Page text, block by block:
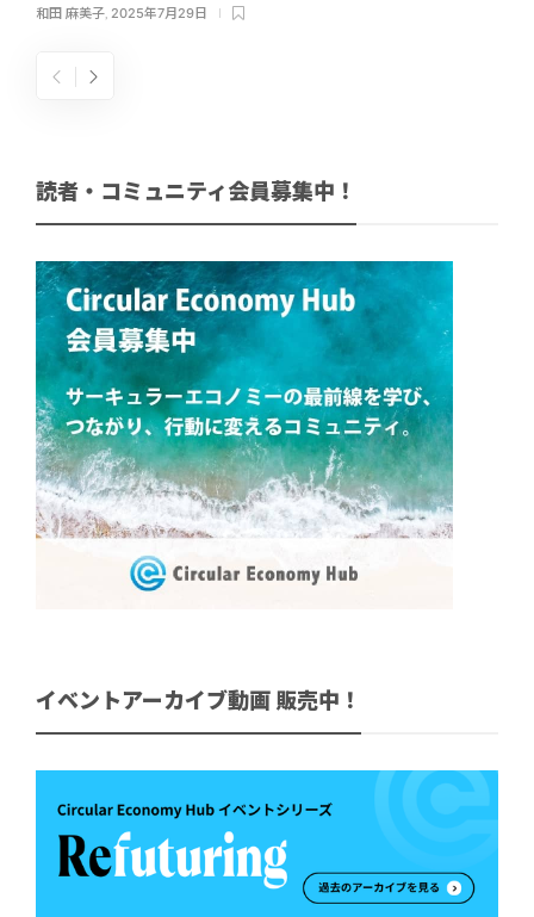
和田 麻美子, 2025年7月29日
読者・コミュニティ会員募集中！
イベントアーカイブ動画 販売中！